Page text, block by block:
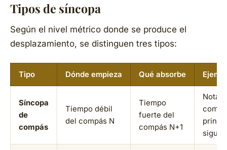
Tipos de síncopa
Según el nivel métrico donde se produce el
desplazamiento, se distinguen tres tipos:
Tipo Dónde empieza Qué absorbe
Síncopa
de
compás
Tiempo débil
del compás N
Tiempo
fuerte del
compás N+1
Nota